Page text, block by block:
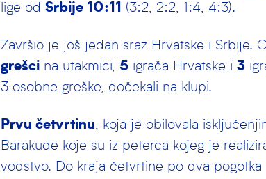
lige od Srbije 10:11 (3:2, 2:2, 1:4, 4:3).
Završio je još jedan sraz Hrvatske i Srbije.
grešci na utakmici, 5 igrača Hrvatske i 3
3 osobne greške, dočekali na klupi.
Prvu četvrtinu, koja je obilovala
Barakude koje su iz peterca kojeg je
vodstvo. Do kraja četvrtine po dva